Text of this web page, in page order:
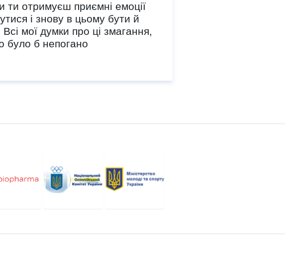
ти отримуєш приємні емоції
і знову в цьому бути й
мої думки про ці змагання,
було б непогано